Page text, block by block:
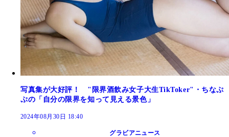
写真集が大好評！ "限界酒飲み女子大生TikToker"・ちなぷ
ぷの「自分の限界を知って見える景色」
2024年08月30日 18:40
グラビアニュース